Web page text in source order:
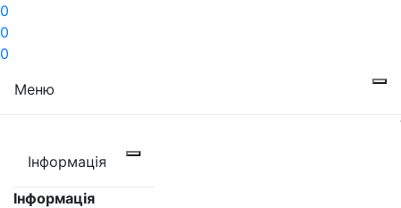
0
0
0
Меню
Інформація
Інформація